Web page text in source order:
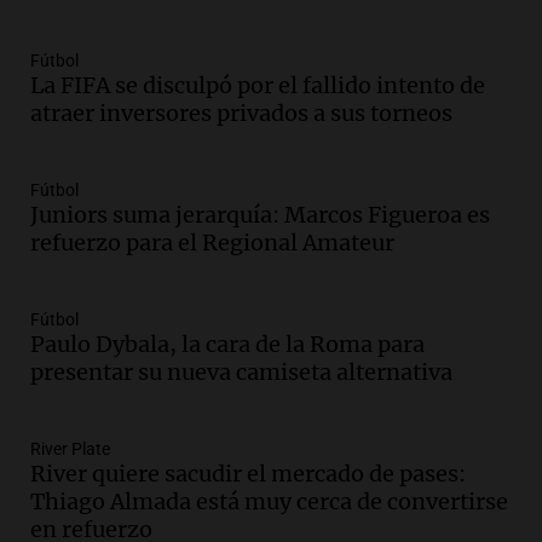
celular en Córdoba
Noticias
Episodios
madres buscadoras en México en medio
de crisis de desapariciones
Panorama Federal
afectan Santa Fe: recomendaciones para
los vecinos
Noticias
Audio.
generan inconvenientes en Córdoba: un
árbol obstaculiza avenidas
Noticias
Fútbol
La FIFA se disculpó por el fallido intento de
atraer inversores privados a sus torneos
Fútbol
Juniors suma jerarquía: Marcos Figueroa es
refuerzo para el Regional Amateur
Fútbol
Paulo Dybala, la cara de la Roma para
presentar su nueva camiseta alternativa
River Plate
River quiere sacudir el mercado de pases:
Thiago Almada está muy cerca de convertirse
en refuerzo